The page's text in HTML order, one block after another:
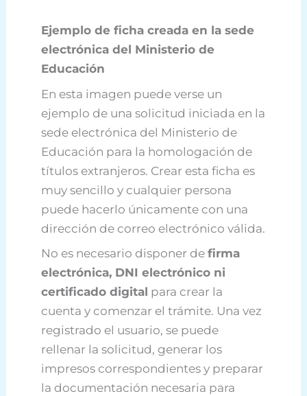
Ejemplo de ficha creada en la sede
electrónica del Ministerio de
Educación
En esta imagen puede verse un
ejemplo de una solicitud iniciada en la
sede electrónica del Ministerio de
Educación para la homologación de
títulos extranjeros. Crear esta ficha es
muy sencillo y cualquier persona
puede hacerlo únicamente con una
dirección de correo electrónico válida.
No es necesario disponer defirma
electrónica, DNI electrónico ni
certificado digital para crear la
cuenta y comenzar el trámite. Una vez
registrado el usuario, se puede
rellenar la solicitud, generar los
impresos correspondientes y preparar
la documentación necesaria para